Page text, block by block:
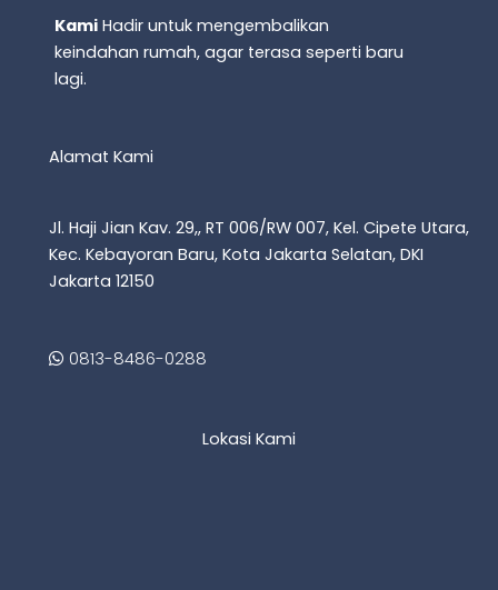
Kami Hadir untuk mengembalikan
keindahan rumah, agar terasa seperti baru
lagi.
Alamat Kami
Jl. Haji Jian Kav. 29,, RT 006/RW 007, Kel. Cipete Utara,
Kec. Kebayoran Baru, Kota Jakarta Selatan, DKI
Jakarta 12150
0813-8486-0288
Lokasi Kami